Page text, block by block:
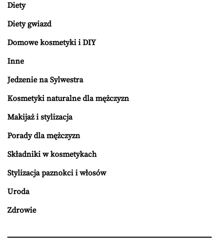
Diety
Diety gwiazd
Domowe kosmetyki i DIY
Inne
Jedzenie na Sylwestra
Kosmetyki naturalne dla mężczyzn
Makijaż i stylizacja
Porady dla mężczyzn
Składniki w kosmetykach
Stylizacja paznokci i włosów
Uroda
Zdrowie